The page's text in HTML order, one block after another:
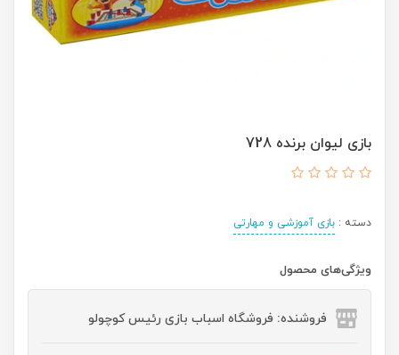
بازی لیوان برنده 728
دسته : بازی آموزشی و مهارتی
ویژگی‌های محصول
فروشنده: فروشگاه اسباب بازی رئیس کوچولو